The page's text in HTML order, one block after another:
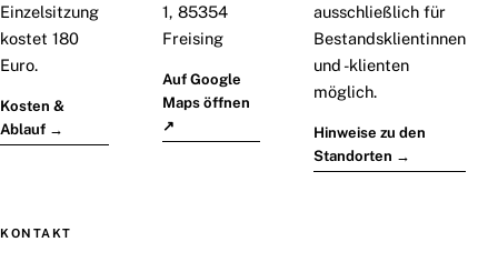
Einzelsitzung
kostet 180
Euro.
Kosten &
Ablauf →
1, 85354
Freising
Auf Google
Maps öffnen
↗
ausschließlich für
Bestandsklientinnen
und -klienten
möglich.
Hinweise zu den
Standorten →
KONTAKT